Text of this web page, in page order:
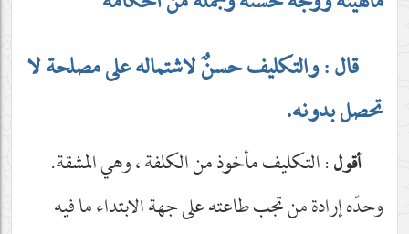
قال : والتكليف حسنٌ لاشتماله على مصلحة لا
تحصل بدونه.
أقول: التكليف مأخوذ من الكلفة ، وهي المشقة.
وحدّه إرادة من تجب طاعته على جهة الابتداء ما فيه